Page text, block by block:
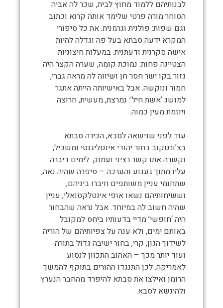
לבנותיהם ללמוד מחוץ לבית, שכר לה אביה
הסוחר מורה פרטי שלימד אותה קרוא וכתוב
וגם שפות: פולנית וגרמנית. את כל סיפורי
המקרא ידעה סבתא בעל פה וגדלה להיות
אישה סקרנית ודעתנית. במעלות חיצוניות
הצטיינה פחות: נמוכת קומה, שערה הקצר היה
גזור בקו ישר חסר חן ושיווה לה מראה גברי,
חמור ונוקשה. אבל באישיותה הייתה אתגר
למושג ‘אשת חיל’: נמרצת, מעשית, חרוצה
ויוזמת מעין כמוה.
עוד לפני שנישאה לסבא, הכירה סבתא
בצ’ורטקוב בחור יהודי אינטליגנטי ומשכיל,
וקשרה אתו קשר רציני ועמוק. לימים דיברה
עליו מתוך געגוע והערכה – סיפרה שהיה נאה,
שתחומי עניין משותפים חיברו ביניהם,
וששיחותיהם נשאו אופי אינטלקטואלי, עניין
שהיה חשוב לה במיוחד. אבל נראה שהבחור
היה ‘חופשי’ מדיי בדעותיו ביחס למקובל
באותם ימים, ולא ענה על צפיותיהם של הוריה
לשידוך הגון, קרי, בחור ישיבה גדול בתורה.
ועוד יותר מכך – האהוב התכוון לנסוע
לאמריקה. לכן התנגדו ההורים בתוקף להמשך
הרומן ואילצו את סבתא להיפרד מהחבר הנערץ
ולהינשא לסבא.